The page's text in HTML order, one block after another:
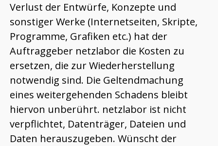
Verlust der Entwürfe, Konzepte und
sonstiger Werke (Internetseiten, Skripte,
Programme, Grafiken etc.) hat der
Auftraggeber netzlabor die Kosten zu
ersetzen, die zur Wiederherstellung
notwendig sind. Die Geltendmachung
eines weitergehenden Schadens bleibt
hiervon unberührt. netzlabor ist nicht
verpflichtet, Datenträger, Dateien und
Daten herauszugeben. Wünscht der